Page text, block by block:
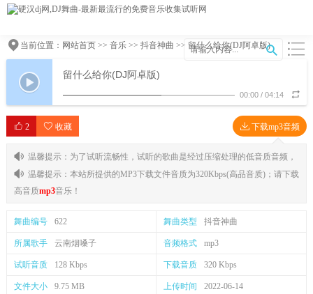
当前位置： 网站首页>> 音乐>> 抖音神曲 >> 留什么给你(DJ阿卓版)
留什么给你(DJ阿卓版)
00:00 /04:14
2 收藏 下载mp3音频
温馨提示：为了试听流畅性，试听的歌曲是经过压缩处理的低音质音频，
温馨提示：本站所提供的MP3下载文件音质为320Kbps(高品音质)；请下载
高音质mp3音乐！
舞曲编号 622 舞曲类型 抖音神曲
所属歌手 云南烟嗓子 音频格式 mp3
试听音质 128 Kbps 下载音质 320 Kbps
文件大小 9.75 MB 上传时间 2022-06-14